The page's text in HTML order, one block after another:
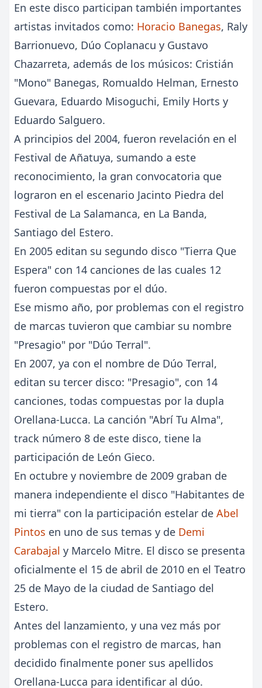
En este disco participan también importantes
artistas invitados como: Horacio Banegas, Raly
Barrionuevo, Dúo Coplanacu y Gustavo
Chazarreta, además de los músicos: Cristián
"Mono" Banegas, Romualdo Helman, Ernesto
Guevara, Eduardo Misoguchi, Emily Horts y
Eduardo Salguero.
A principios del 2004, fueron revelación en el
Festival de Añatuya, sumando a este
reconocimiento, la gran convocatoria que
lograron en el escenario Jacinto Piedra del
Festival de La Salamanca, en La Banda,
Santiago del Estero.
En 2005 editan su segundo disco "Tierra Que
Espera" con 14 canciones de las cuales 12
fueron compuestas por el dúo.
Ese mismo año, por problemas con el registro
de marcas tuvieron que cambiar su nombre
"Presagio" por "Dúo Terral".
En 2007, ya con el nombre de Dúo Terral,
editan su tercer disco: "Presagio", con 14
canciones, todas compuestas por la dupla
Orellana-Lucca. La canción "Abrí Tu Alma",
track número 8 de este disco, tiene la
participación de León Gieco.
En octubre y noviembre de 2009 graban de
manera independiente el disco "Habitantes de
mi tierra" con la participación estelar de Abel
Pintos en uno de sus temas y de Demi
Carabajal y Marcelo Mitre. El disco se presenta
oficialmente el 15 de abril de 2010 en el Teatro
25 de Mayo de la ciudad de Santiago del
Estero.
Antes del lanzamiento, y una vez más por
problemas con el registro de marcas, han
decidido finalmente poner sus apellidos
Orellana-Lucca para identificar al dúo.